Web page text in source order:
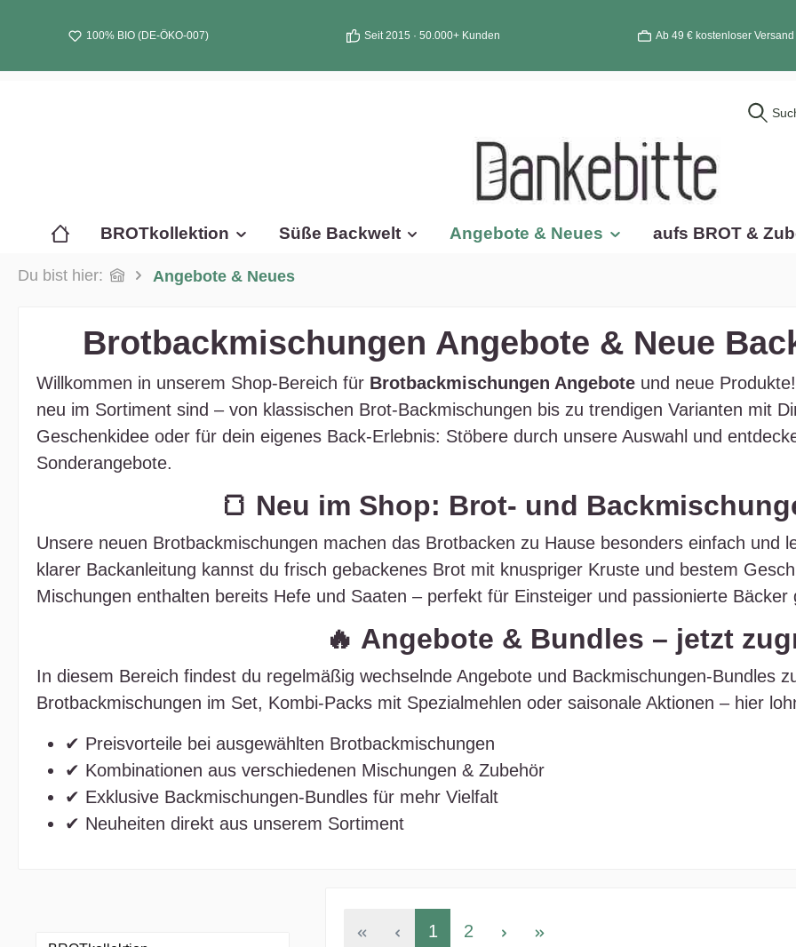
100% BIO (DE-ÖKO-007) Seit 2015 · 50.000+ Kunden Ab 49 € kostenloser
BROTkollektion Süße Backwelt Angebote & Neues aufs BROT &
Du bist hier: Angebote & Neues
Brotbackmischungen Angebote & Neue
Willkommen in unserem Shop‑Bereich für Brotbackmischungen Angebote und neue
neu im Sortiment sind – von klassischen Brot‑Backmischungen bis zu trendigen Varianten mit
Geschenkidee oder für dein eigenes Back‑Erlebnis: Stöbere durch unsere Auswahl und
Sonderangebote.
🍞 Neu im Shop: Brot‑ und
Unsere neuen Brotbackmischungen machen das Brotbacken zu Hause besonders einfach und
klarer Backanleitung kannst du frisch gebackenes Brot mit knuspriger Kruste und bestem
Mischungen enthalten bereits Hefe und Saaten – perfekt für Einsteiger und passionierte Bäcker
🔥 Angebote & Bundles – jetzt
In diesem Bereich findest du regelmäßig wechselnde Angebote und Backmischungen‑Bundles
Brotbackmischungen im Set, Kombi‑Packs mit Spezialmehlen oder saisonale Aktionen – hier
✔ Preisvorteile bei ausgewählten Brotbackmischungen
✔ Kombinationen aus verschiedenen Mischungen & Zubehör
✔ Exklusive Backmischungen‑Bundles für mehr Vielfalt
✔ Neuheiten direkt aus unserem Sortiment
1 2